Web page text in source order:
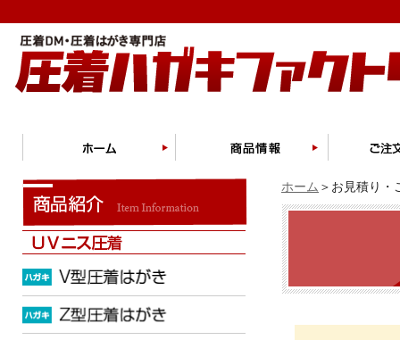
ホーム ＞お見積り・